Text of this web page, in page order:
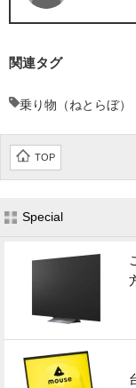
関連タグ
乗り物（ねとらぼ）
TOP
Special